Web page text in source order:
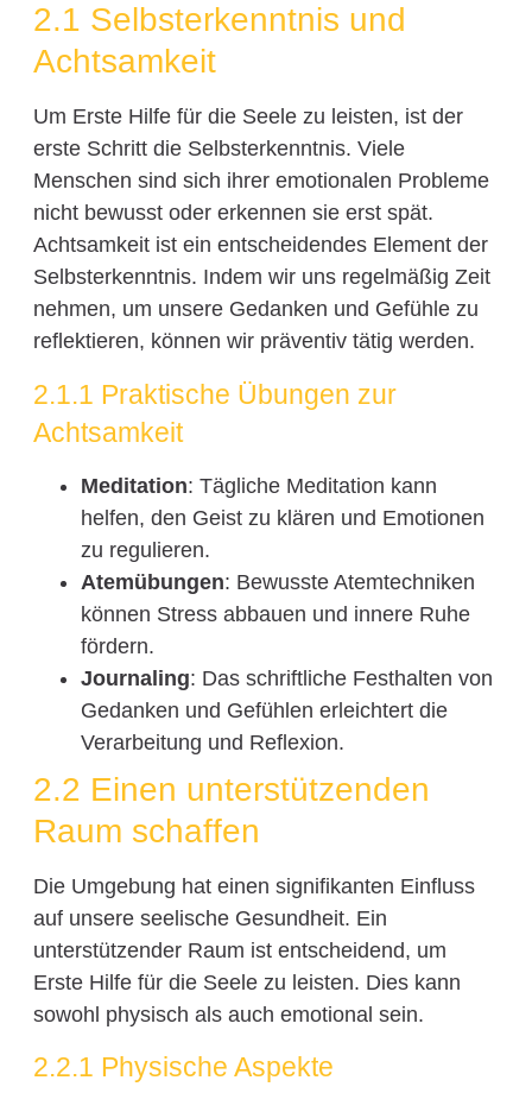
2.1 Selbsterkenntnis und
Achtsamkeit
Um Erste Hilfe für die Seele zu leisten, ist der
erste Schritt die Selbsterkenntnis. Viele
Menschen sind sich ihrer emotionalen Probleme
nicht bewusst oder erkennen sie erst spät.
Achtsamkeit ist ein entscheidendes Element der
Selbsterkenntnis. Indem wir uns regelmäßig Zeit
nehmen, um unsere Gedanken und Gefühle zu
reflektieren, können wir präventiv tätig werden.
2.1.1 Praktische Übungen zur
Achtsamkeit
Meditation: Tägliche Meditation kann
helfen, den Geist zu klären und Emotionen
zu regulieren.
Atemübungen: Bewusste Atemtechniken
können Stress abbauen und innere Ruhe
fördern.
Journaling: Das schriftliche Festhalten von
Gedanken und Gefühlen erleichtert die
Verarbeitung und Reflexion.
2.2 Einen unterstützenden
Raum schaffen
Die Umgebung hat einen signifikanten Einfluss
auf unsere seelische Gesundheit. Ein
unterstützender Raum ist entscheidend, um
Erste Hilfe für die Seele zu leisten. Dies kann
sowohl physisch als auch emotional sein.
2.2.1 Physische Aspekte